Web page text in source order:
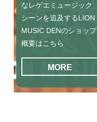
なレゲエミュージック
シーンを追及するLION
MUSIC DENのショップ
概要はこちら
MORE